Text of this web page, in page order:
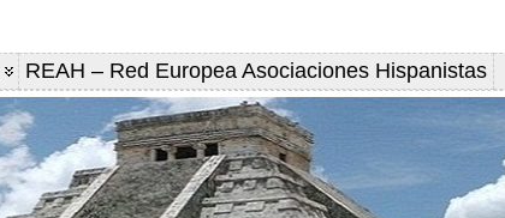
REAH – Red Europea Asociaciones Hispanistas